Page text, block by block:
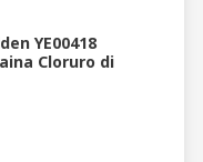
YE00418
Cloruro di